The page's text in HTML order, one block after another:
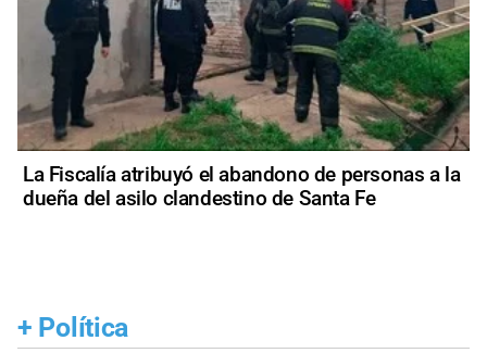
La Fiscalía atribuyó el abandono de personas a la
dueña del asilo clandestino de Santa Fe
+ Política